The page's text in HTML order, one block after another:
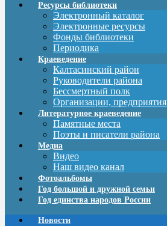
Ресурсы библиотеки
Электронный каталог
Электронные ресурсы
Фонды библиотеки
Периодика
Краеведение
Калтасинский район
Руководители района
Бессмертный полк
Организации, предприятия
Литературное краеведение
Памятные места
Поэты и писатели района
Медиа
Видео
Наш видео канал
Фотоальбомы
Год большой и дружной семьи
Год единства народов России
Новости